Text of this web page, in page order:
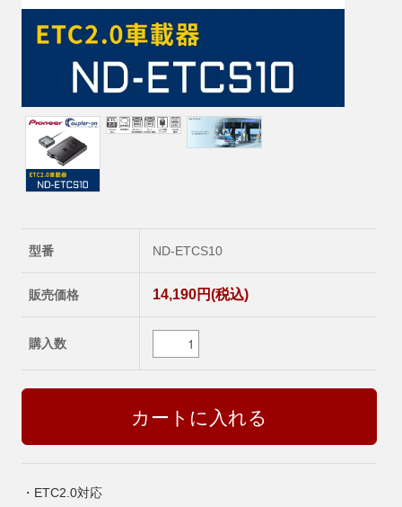
型番 ND-ETCS10
販売価格 14,190円(税込)
購入数
・ETC2.0対応